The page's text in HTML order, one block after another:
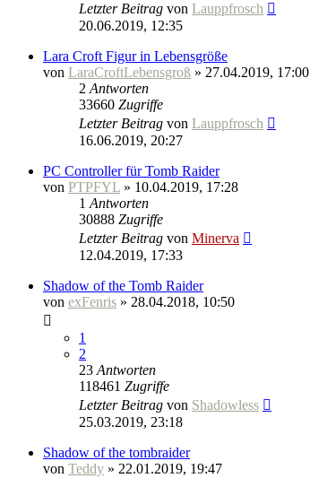
Letzter Beitrag von Lauppfrosch
20.06.2019, 12:35
Lara Croft Figur in Lebensgröße
von LaraCroftLebensgroß » 27.04.2019, 17:00
2 Antworten
33660 Zugriffe
Letzter Beitrag von Lauppfrosch
16.06.2019, 20:27
PC Controller für Tomb Raider
von PTPFYL » 10.04.2019, 17:28
1 Antworten
30888 Zugriffe
Letzter Beitrag von Minerva
12.04.2019, 17:33
Shadow of the Tomb Raider
von exFenris » 28.04.2018, 10:50
1
2
23 Antworten
118461 Zugriffe
Letzter Beitrag von Shadowless
25.03.2019, 23:18
Shadow of the tombraider
von Teddy » 22.01.2019, 19:47